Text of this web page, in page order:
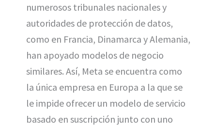
numerosos tribunales nacionales y
autoridades de protección de datos,
como en Francia, Dinamarca y Alemania,
han apoyado modelos de negocio
similares. Así, Meta se encuentra como
la única empresa en Europa a la que se
le impide ofrecer un modelo de servicio
basado en suscripción junto con uno